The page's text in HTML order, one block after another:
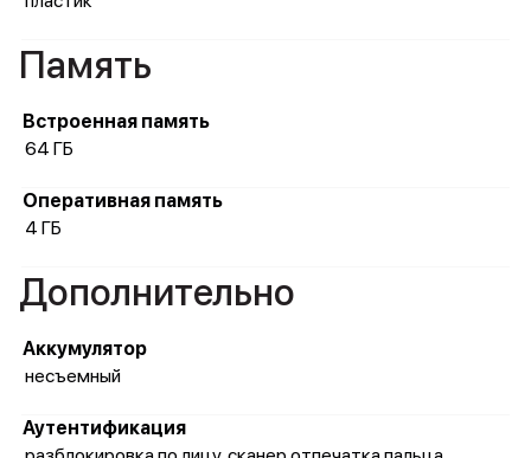
Память
Встроенная память
64 ГБ
Оперативная память
4 ГБ
Дополнительно
Аккумулятор
несъемный
Аутентификация